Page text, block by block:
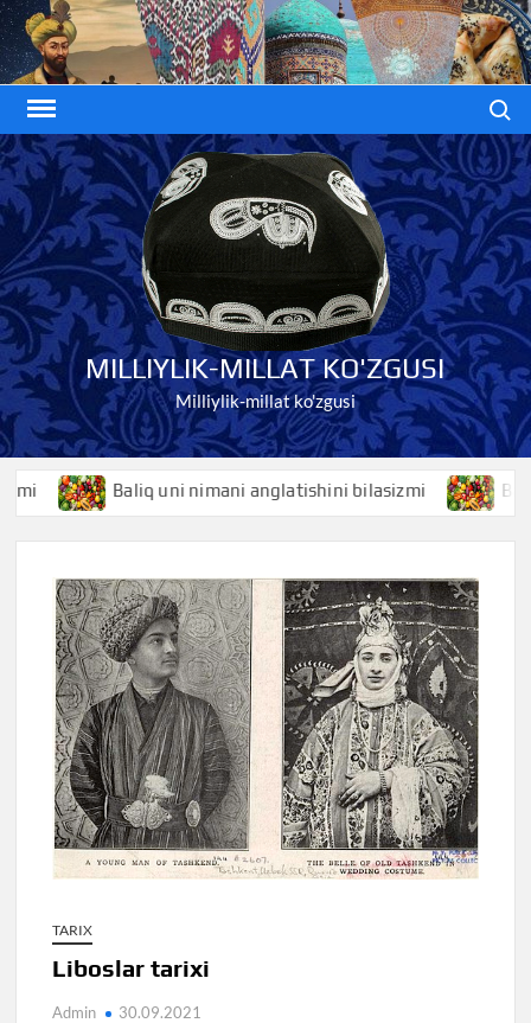
Skip
to
content
MILLIYLIK-MILLAT KO'ZGUSI
Milliylik-millat ko'zgusi
Baliq uni nimani anglatishini bilasizmi Baliqko’z
TARIX
Liboslar tarixi
Admin 30.09.2021